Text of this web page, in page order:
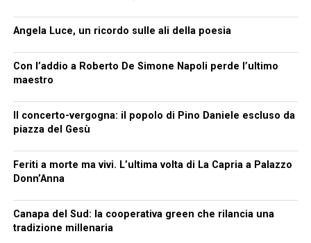
Angela Luce, un ricordo sulle ali della poesia
Con l’addio a Roberto De Simone Napoli perde l’ultimo
maestro
Il concerto-vergogna: il popolo di Pino Daniele escluso da
piazza del Gesù
Feriti a morte ma vivi. L’ultima volta di La Capria a Palazzo
Donn’Anna
Canapa del Sud: la cooperativa green che rilancia una
tradizione millenaria